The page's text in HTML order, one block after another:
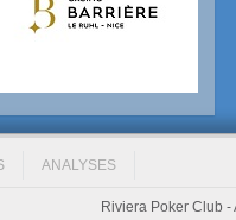
ANALYSES
Riviera Poker Club